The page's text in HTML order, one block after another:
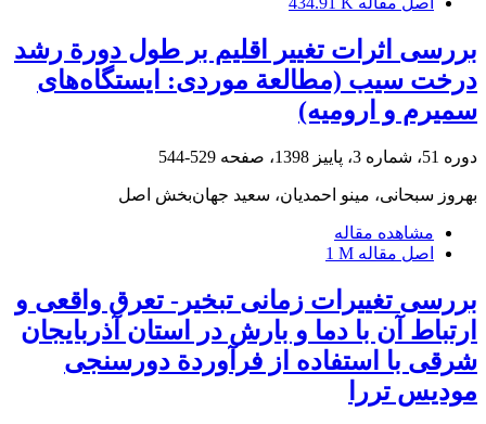
بررسی اثرات تغییر اقلیم بر طول دورة رشد
درخت سیب (مطالعة موردی: ایستگاه‌های
سمیرم و ارومیه)
دوره 51، شماره 3، پاییز 1398، صفحه 529-544
بهروز سبحانی، مینو احمدیان، سعید جهان‌بخش اصل
مشاهده مقاله
اصل مقاله 1 M
بررسی تغییرات زمانی تبخیر- تعرق واقعی و
ارتباط آن با دما و بارش در استان آذربایجان
شرقی با استفاده از فرآوردة دورسنجی
مودیس تررا